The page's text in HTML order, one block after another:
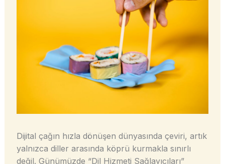
Dijital çağın hızla dönüşen dünyasında çeviri, artık
yalnızca diller arasında köprü kurmakla sınırlı
değil. Günümüzde “Dil Hizmeti Sağlayıcıları”